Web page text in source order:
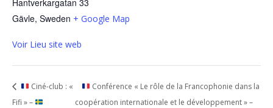
Hantverkargatan 33
Gävle, Sweden + Google Map
Voir Lieu site web
Ciné-club : «
Fifi » –
Conférence « Le rôle de la Francophonie dans la
coopération internationale et le développement » –